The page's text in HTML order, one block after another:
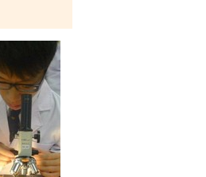
多。除了
技巧，亦
了解及鋪
活，我非